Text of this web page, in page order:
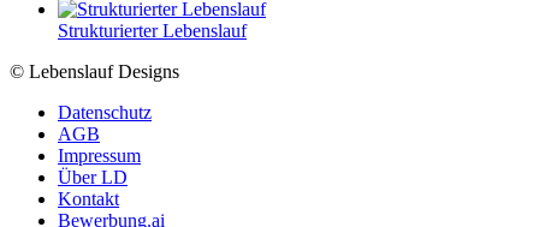
Strukturierter Lebenslauf
© Lebenslauf Designs
Datenschutz
AGB
Impressum
Über LD
Kontakt
Bewerbung.ai